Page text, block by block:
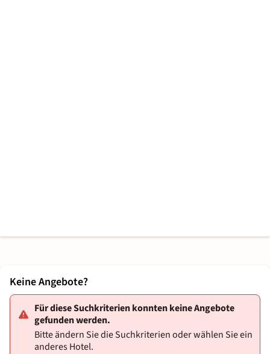
Keine Angebote?
Für diese Suchkriterien konnten keine Angebote
gefunden werden.
Bitte ändern Sie die Suchkriterien oder wählen Sie ein
anderes Hotel.